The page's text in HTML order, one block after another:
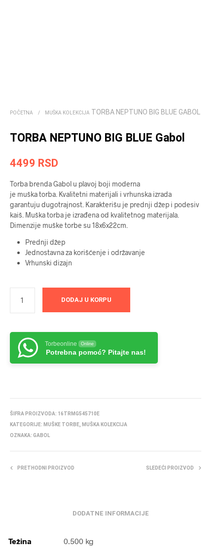
POČETNA / MUŠKA KOLEKCIJA TORBA NEPTUNO BIG BLUE GABOL
TORBA NEPTUNO BIG BLUE Gabol
4499 RSD
Torba brenda ­­­Gabol u plavoj boji moderna
je muška torba. Kvalitetni materijali i vrhunska izrada
garantuju dugotrajnost. Karakterišu je prednji džep i podesiv
kaiš. Muška torba je izrađena od kvalitetnog materijala.
Dimenzije muške torbe su 18x6x22cm.
Prednji džep
Jednostavna za korišćenje i održavanje
Vrhunski dizajn
DODAJ U KORPU
Torbeonline Online
Potrebna pomoć? Pitajte nas!
ŠIFRA PROIZVODA: 16TRMG545710E
KATEGORIJE: MUŠKE TORBE
MUŠKA KOLEKCIJA
OZNAKA: GABOL
PRETHODNI PROIZVOD SLEDEĆI PROIZVOD
DODATNE INFORMACIJE
Težina 0.500 kg